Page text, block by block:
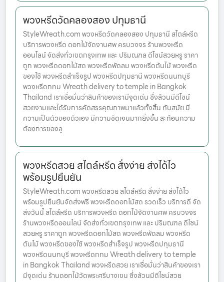
พวงหรีดวัดคลองสอง ปทุมธานี
StyleWreath.com พวงหรีดวัดคลองสอง ปทุมธานี สไตล์หรีด
บริการพวงหรีด ดอกไม้จัดงานศพ ครบวงจร ร้านพวงหรีด
ออนไลน์ จัดส่งทั่วเขตกรุงเทพ และ ปริมณฑล ดีไซน์สวยหรู ราคา
ถูก พวงหรีดดอกไม้สด พวงหรีดพัดลม พวงหรีดต้นไม้ พวงหรีด
ของใช้ พวงหรีดสำเร็จรูป พวงหรีดปทุมธานี พวงหรีดนนทบุรี
พวงหรีดกทม Wreath delivery to temple in Bangkok
Thailand เราเชื่อมั่นว่าสินค้าของเรามีจุดเด่น ซึ่งล้วนมีดีไซน์
สวยงามและได้รับการคัดสรรคุณภาพมาแล้วทั้งสิ้น ทันสมัย มี
ความเป็นตัวของตัวเอง มีความชัดเจนมากยิ่งขึ้น สะท้อนความ
ต้องการของลู
พวงหรีดสวย สไตล์หรีด สั่งง่าย ส่งได้ไว
พร้อมรูปยืนยัน
StyleWreath.com พวงหรีดสวย สไตล์หรีด สั่งง่าย ส่งได้ไว
พร้อมรูปยืนยันจัดส่งฟรี พวงหรีดดอกไม้สด รวดเร็ว บริการดี จัด
ส่งวันนี้ สไตล์หรีด บริการพวงหรีด ดอกไม้จัดงานศพ ครบวงจร
ร้านพวงหรีดออนไลน์ จัดส่งทั่วเขตกรุงเทพ และ ปริมณฑล ดีไซน์
สวยหรู ราคาถูก พวงหรีดดอกไม้สด พวงหรีดพัดลม พวงหรีด
ต้นไม้ พวงหรีดของใช้ พวงหรีดสำเร็จรูป พวงหรีดปทุมธานี
พวงหรีดนนทบุรี พวงหรีดกทม Wreath delivery to temple
in Bangkok Thailand พวงหรีดสวย เราเชื่อมั่นว่าสินค้าของเรา
มีจุดเด่น ร้านดอกไม้วัดพระศรีบางเขน ซึ่งล้วนมีดีไซน์สวย